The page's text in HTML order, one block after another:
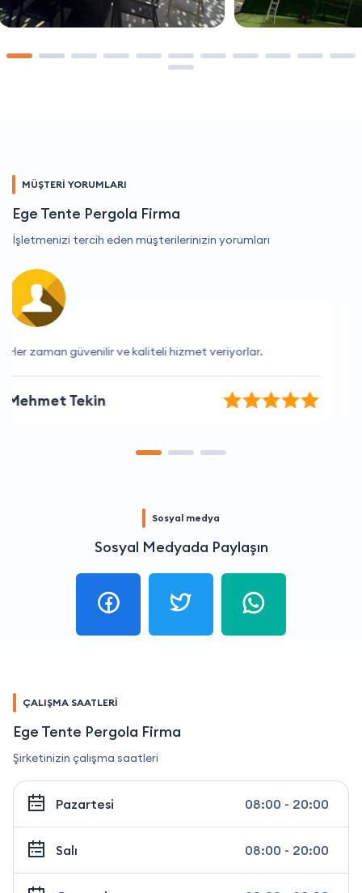
MÜŞTERİ YORUMLARI
Ege Tente Pergola Firma
İşletmenizi tercih eden müşterilerinizin yorumları
Mükemmel hizmet, çok yardımcı oldular.
Anıl Uysal
Sosyal medya
Sosyal Medyada Paylaşın
ÇALIŞMA SAATLERİ
Ege Tente Pergola Firma
Şirketinizin çalışma saatleri
Pazartesi 08:00 - 20:00
Salı 08:00 - 20:00